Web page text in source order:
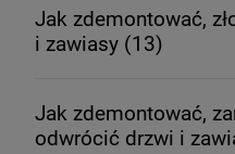
Jak zdemontować,
i zawiasy (13)
Jak zdemontować,
odwrócić drzwi i